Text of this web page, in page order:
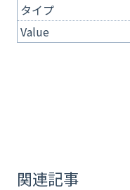
タイプ
Value
関連記事